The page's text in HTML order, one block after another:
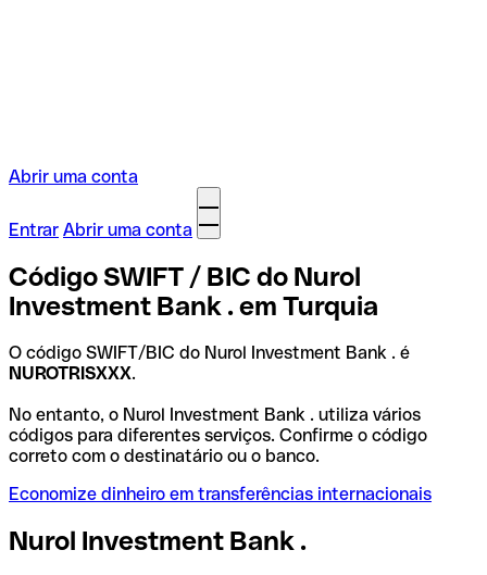
Abrir uma conta
Entrar Abrir uma conta
Código SWIFT / BIC do Nurol
Investment Bank . em Turquia
O código SWIFT/BIC do Nurol Investment Bank . é
NUROTRISXXX.
No entanto, o Nurol Investment Bank . utiliza vários
códigos para diferentes serviços. Confirme o código
correto com o destinatário ou o banco.
Economize dinheiro em transferências internacionais
Nurol Investment Bank .